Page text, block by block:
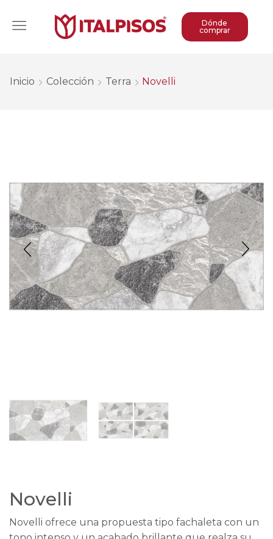
Dónde
comprar
Inicio Colección Terra Novelli
Novelli
Novelli ofrece una propuesta tipo fachaleta con un